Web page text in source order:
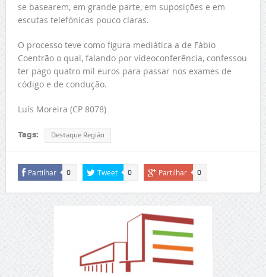
se basearem, em grande parte, em suposições e em
escutas telefónicas pouco claras.
O processo teve como figura mediática a de Fábio
Coentrão o qual, falando por vídeoconferência, confessou
ter pago quatro mil euros para passar nos exames de
código e de condução.
Luís Moreira (CP 8078)
Tags: Destaque Região
Partilhar 0 Tweet 0 Partilhar 0